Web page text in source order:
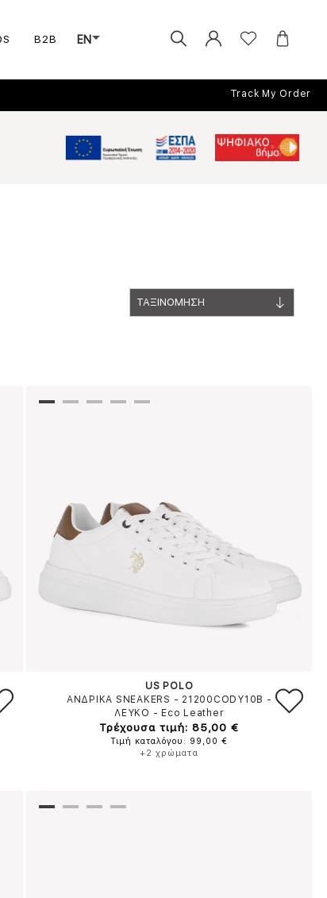
B2B EN
Track My Order
ΤΑΞΙΝΟΜΗΣΗ
US POLO
ΑΝΔΡΙΚΑ SNEAKERS - 21200CODY10B -
ΛΕΥΚΟ - Eco Leather
Τρέχουσα τιμή: 85,00 €
Τιμή καταλόγου: 99,00 €
+2 χρώματα